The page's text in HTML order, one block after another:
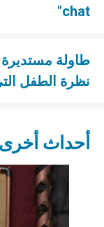
chat"
طاولة
نظرة الطفل
أحداث أخرى